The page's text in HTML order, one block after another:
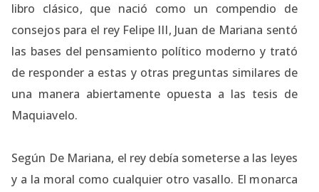
libro clásico, que nació como un compendio de
consejos para el rey Felipe III, Juan de Mariana sentó
las bases del pensamiento político moderno y trató
de responder a estas y otras preguntas similares de
una manera abiertamente opuesta a las tesis de
Maquiavelo.
Según De Mariana, el rey debía someterse a las leyes
y a la moral como cualquier otro vasallo. El monarca